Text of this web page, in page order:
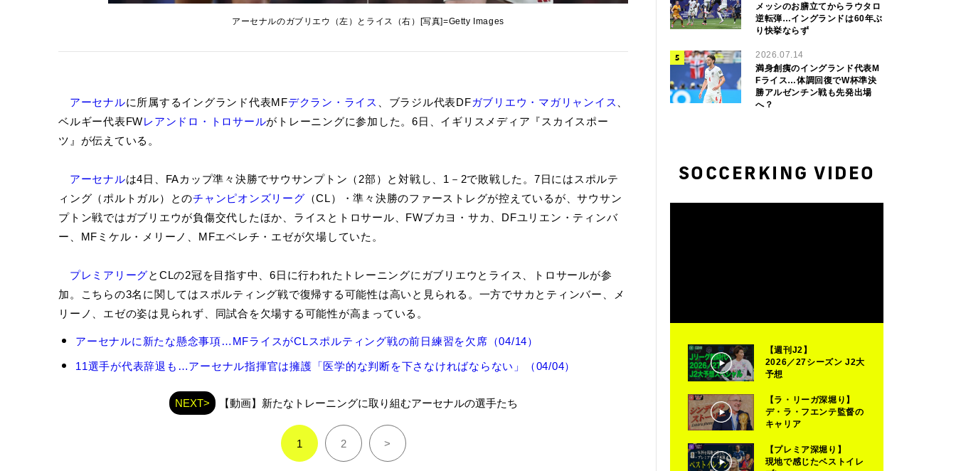
アーセナルのガブリエウ（左）とライス（右）[写真]=Getty Images
アーセナルに所属するイングランド代表MFデクラン・ライス 、ブラジル代表DFガブリエウ・マガリャンイス
ベルギー代表FWレアンドロ・トロサールがトレーニングに参加した。6日、イギリスメディア『スカイスポー
ツ』が伝えている。
アーセナルは4日、FAカップ準々決勝でサウサンプトン（2部）と対戦し、1－2で敗戦した。7日にはスポルテ
ィング（ポルトガル）とのチャンピオンズリーグ （CL）・準々決勝のファーストレグが控えているが、サウサン
プトン戦ではガブリエウが負傷交代したほか、ライスとトロサール、FWブカヨ・サカ、DFユリエン・ティンバ
ー、MFミケル・メリーノ、MFエベレチ・エゼが欠場していた。
プレミアリーグとCLの2冠を目指す中、6日に行われたトレーニングにガブリエウとライス、トロサールが参
加。こちらの3名に関してはスポルティング戦で復帰する可能性は高いと見られる。一方でサカとティンバー、メ
リーノ、エゼの姿は見られず、同試合を欠場する可能性が高まっている。
デ
ラ
アーセナルに新たな懸念事項…MFライスがCLスポルティング戦の前日練習を欠席（04/14）
11選手が代表辞退も…アーセナル指揮官は擁護「医学的な判断を下さなければならない」（04/04）
NEXT> 【動画】新たなトレーニングに取り組むアーセナルの選手たち
1 2 >
メッシのお膳立てからラウタロ
逆転弾…イングランドは60年ぶ
り快挙ならず
2026.07.14
満身創痍のイングランド代表M
Fライス…体調回復でW杯準決
勝アルゼンチン戦も先発出場
へ？
SOCCERKING VIDEO
【週刊J2】
2026／27シーズン J2大
予想
【ラ・リーガ深堀り】
デ・ラ・フエンテ監督の
キャリア
【プレミア深堀り】
現地で感じたベストイレ